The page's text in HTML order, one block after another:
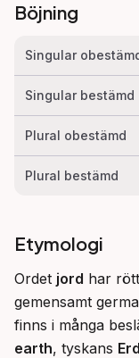
Böjning
Singular
Singular bestämd
Plural obestämd
Plural bestämd
Etymologi
Ordet jord har
gemensamt
earth, tyskans